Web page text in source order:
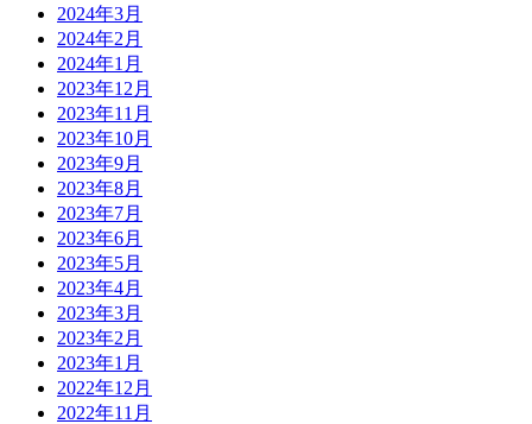
2024年3月
2024年2月
2024年1月
2023年12月
2023年11月
2023年10月
2023年9月
2023年8月
2023年7月
2023年6月
2023年5月
2023年4月
2023年3月
2023年2月
2023年1月
2022年12月
2022年11月